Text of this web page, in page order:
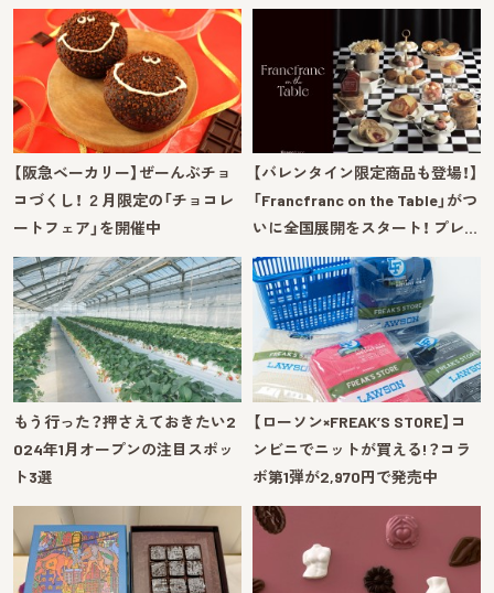
【阪急ベーカリー】ぜーんぶチョ
コづくし！ ２月限定の「チョコレ
ートフェア」を開催中
【バレンタイン限定商品も登場！】
「Francfranc on the Table」がつ
いに全国展開をスタート！ プレ…
もう行った？押さえておきたい2
024年1月オープンの注目スポッ
ト3選
【ローソン×FREAK’S STORE】コ
ンビニでニットが買える!？コラ
ボ第1弾が2,970円で発売中